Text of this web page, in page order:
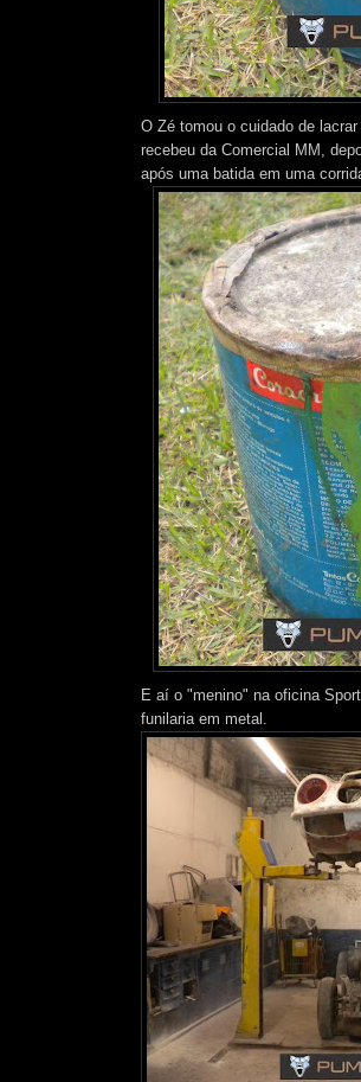
O Zé tomou o cuidado de
recebeu da Comercial MM,
após uma batida em uma
E aí o "menino" na oficina
funilaria em metal.